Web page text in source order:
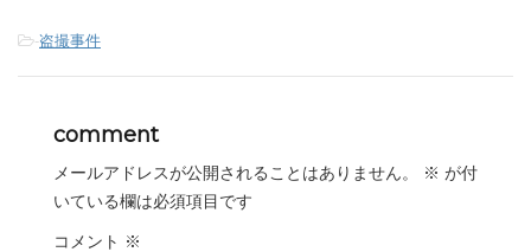
-盗撮事件
comment
メールアドレスが公開されることはありません。 ※ が付
いている欄は必須項目です
コメント ※